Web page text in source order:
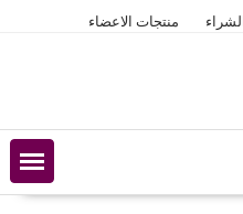
منتجات الاعضاء